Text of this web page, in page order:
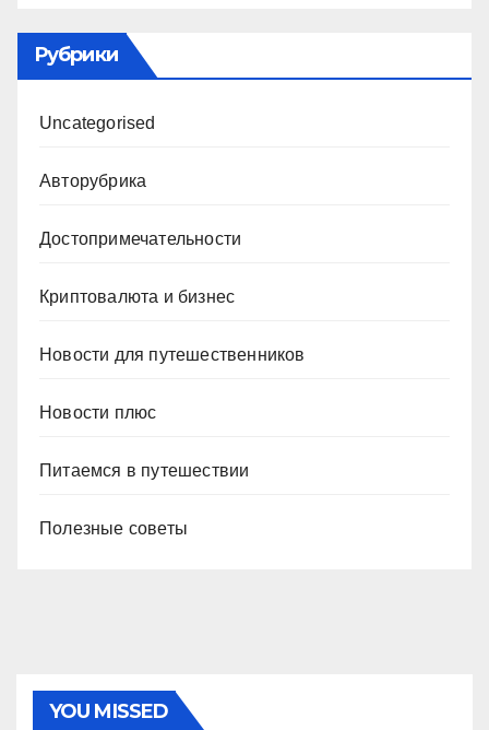
Рубрики
Uncategorised
Авторубрика
Достопримечательности
Криптовалюта и бизнес
Новости для путешественников
Новости плюс
Питаемся в путешествии
Полезные советы
YOU MISSED